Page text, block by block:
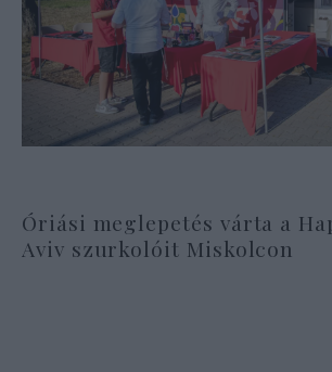
Óriási meglepetés várta a
Aviv szurkolóit Miskolcon